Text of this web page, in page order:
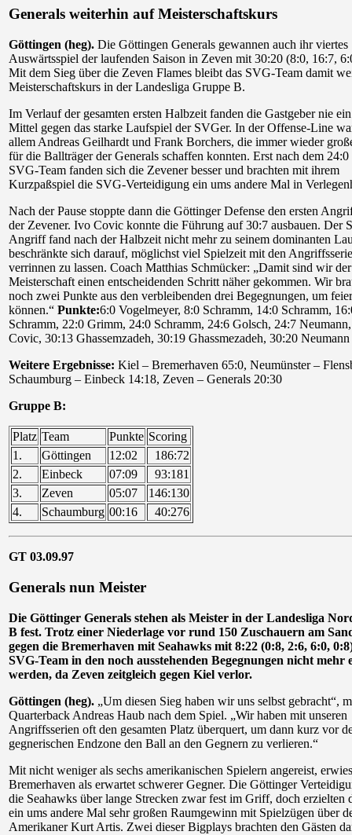
Generals weiterhin auf Meisterschaftskurs
Göttingen (heg). Die Göttingen Generals gewannen auch ihr viertes
Auswärtsspiel der laufenden Saison in Zeven mit 30:20 (8:0, 16:7,
Mit dem Sieg über die Zeven Flames bleibt das SVG-Team damit
Meisterschaftskurs in der Landesliga Gruppe B.
Im Verlauf der gesamten ersten Halbzeit fanden die Gastgeber nie
Mittel gegen das starke Laufspiel der SVGer. In der Offense-Line
allem Andreas Geilhardt und Frank Borchers, die immer wieder
für die Ballträger der Generals schaffen konnten. Erst nach dem 24:0
SVG-Team fanden sich die Zevener besser und brachten mit ihrem
Kurzpaßspiel die SVG-Verteidigung ein ums andere Mal in
Nach der Pause stoppte dann die Göttinger Defense den ersten
der Zevener. Ivo Covic konnte die Führung auf 30:7 ausbauen. Der
Angriff fand nach der Halbzeit nicht mehr zu seinem dominanten
beschränkte sich darauf, möglichst viel Spielzeit mit den
verrinnen zu lassen. Coach Matthias Schmücker: „Damit sind wir der
Meisterschaft einen entscheidenden Schritt näher gekommen. Wir
noch zwei Punkte aus den verbleibenden drei Begegnungen, um
können.“ Punkte:6:0 Vogelmeyer, 8:0 Schramm, 14:0 Schramm,
Schramm, 22:0 Grimm, 24:0 Schramm, 24:6 Golsch, 24:7
Covic, 30:13 Ghassemzadeh, 30:19 Ghassmezadeh, 30:20 Neumann
Weitere Ergebnisse: Kiel – Bremerhaven 65:0, Neumünster –
Schaumburg – Einbeck 14:18, Zeven – Generals 20:30
Gruppe B:
Platz Team Punkte Scoring
1.
Göttingen 12:02
186:72
2.
Einbeck 07:09
93:181
3.
Zeven 05:07
146:130
4.
Schaumburg 00:16 40:276
GT 03.09.97
Generals nun Meister
Die Göttinger Generals stehen als Meister in der Landesliga
B fest. Trotz einer Niederlage vor rund 150 Zuschauern am
gegen die Bremerhaven mit Seahawks mit 8:22 (0:8, 2:6, 6:0,
SVG-Team in den noch ausstehenden Begegnungen nicht mehr
werden, da Zeven zeitgleich gegen Kiel verlor.
Göttingen (heg). „Um diesen Sieg haben wir uns selbst gebracht“,
Quarterback Andreas Haub nach dem Spiel. „Wir haben mit unseren
Angriffsserien oft den gesamten Platz überquert, um dann kurz vor
gegnerischen Endzone den Ball an den Gegnern zu verlieren.“
Mit nicht weniger als sechs amerikanischen Spielern angereist,
Bremerhaven als erwartet schwerer Gegner. Die Göttinger
die Seahawks über lange Strecken zwar fest im Griff, doch erzielten
ein ums andere Mal sehr großen Raumgewinn mit Spielzügen über
Amerikaner Kurt Artis. Zwei dieser Bigplays brachten den Gästen